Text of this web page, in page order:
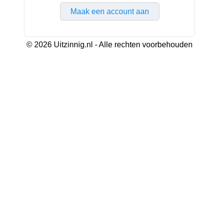
Maak een account aan
© 2026 Uitzinnig.nl - Alle rechten voorbehouden